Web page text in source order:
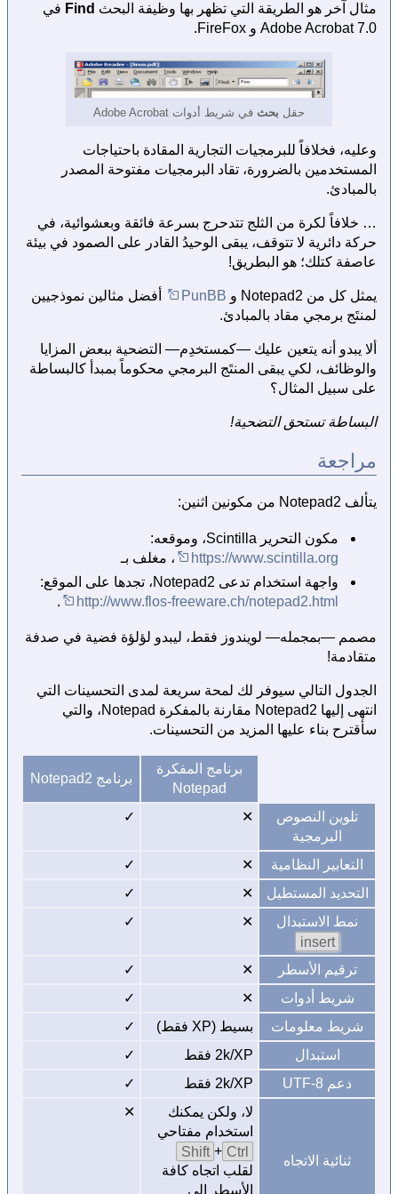
مثال آخر هو الطريقة التي تظهر بها وظيفة البحث Find في
Adobe Acrobat 7.0 و FireFox.
حقل بحث في شريط أدوات Adobe Acrobat
وعليه، فخلافاً للبرمجيات التجارية المقادة باحتياجات
المستخدمين بالضرورة، تقاد البرمجيات مفتوحة المصدر
بالمبادئ.
… خلافاً لكرة من الثلج تتدحرج بسرعة فائقة وبعشوائية، في
حركة دائرية لا تتوقف، يبقى الوحيدُ القادر على الصمود في بيئة
عاصفة كتلك؛ هو البطريق!
يمثل كل من Notepad2 و PunBB
أفضل مثالين نموذجيين
لمنتَج برمجي مقاد بالمبادئ.
ألا يبدو أنه يتعين عليك —كمستخدِم— التضحية ببعض المزايا
والوظائف، لكي يبقى المنتَج البرمجي محكوماً بمبدأ كالبساطة
على سبيل المثال؟
البساطة تستحق التضحية!
مراجعة
يتألف Notepad2 من مكونين اثنين:
مكون التحرير Scintilla، وموقعه:
https://www.scintilla.org
، مغلف بـ
واجهة استخدام تدعى Notepad2، تجدها على الموقع:
http://www.flos-freeware.ch/notepad2.html
.
مصمم —بمجمله— لويندوز فقط، ليبدو لؤلؤة فضية في صدفة
متقادمة!
الجدول التالي سيوفر لك لمحة سريعة لمدى التحسينات التي
انتهى إليها Notepad2 مقارنة بالمفكرة Notepad، والتي
سأقترح بناء عليها المزيد من التحسينات.
برنامج المفكرة
Notepad
برنامج Notepad2
تلوين النصوص
البرمجية
✕
✓
التعابير النظامية ✕
✓
التحديد المستطيل
✕
✓
نمط الاستبدال
insert
✕
✓
ترقيم الأسطر ✕
✓
شريط أدوات
✕
✓
شريط معلومات
بسيط (XP فقط)
✓
استبدال
2k/XP فقط
✓
دعم UTF-8
2k/XP فقط ✓
ثنائية الاتجاه
لا، ولكن يمكنك
استخدام مفتاحي
Ctrl
+
Shift
لقلب اتجاه كافة
الأسطر إلى
✕